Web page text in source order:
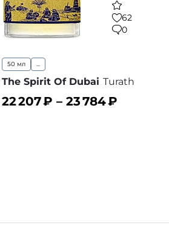
62
0
50 мл ...
The Spirit Of Dubai Turath
22 207₽ – 23 784₽